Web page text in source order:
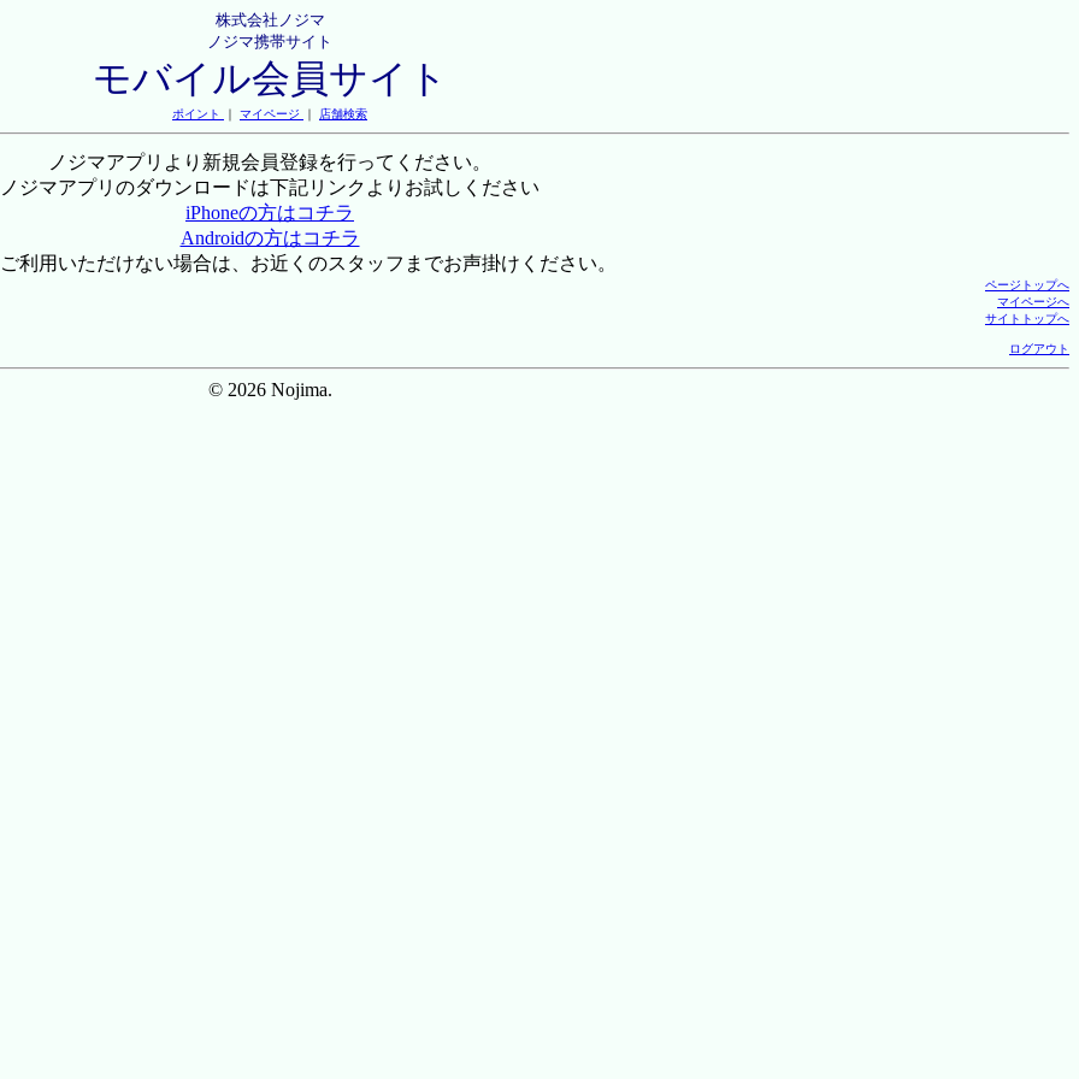
株式会社ノジマ
ノジマ携帯サイト
モバイル会員サイト
ポイント ｜ マイページ ｜ 店舗検索
ノジマアプリより新規会員登録を行ってください。
ノジマアプリのダウンロードは下記リンクよりお試しください
iPhoneの方はコチラ
Androidの方はコチラ
利用いただけない場合は、お近くのスタッフまでお声掛けください。
ページトップへ
マイページへ
サイトトップへ
ログアウト
© 2026 Nojima.